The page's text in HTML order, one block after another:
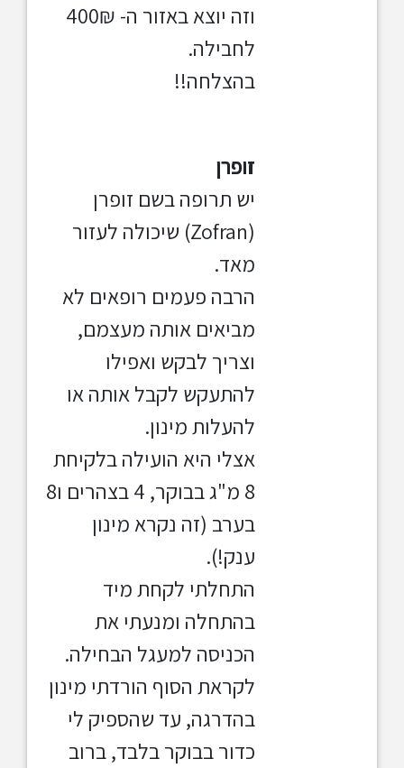
וזה יוצא באזור ה- 400₪
לחבילה.
בהצלחה!!
זופרן
יש תרופה בשם זופרן
(Zofran) שיכולה לעזור
מאד.
הרבה פעמים רופאים לא
מביאים אותה מעצמם,
וצריך לבקש ואפילו
להתעקש לקבל אותה או
להעלות מינון.
אצלי היא הועילה בלקיחת
8 מ"ג בבוקר, 4 בצהרים ו8
בערב (זה נקרא מינון
ענק!).
התחלתי לקחת מיד
בהתחלה ומנעתי את
הכניסה למעגל הבחילה.
לקראת הסוף הורדתי מינון
בהדרגה, עד שהספיק לי
כדור בבוקר בלבד, ברוב